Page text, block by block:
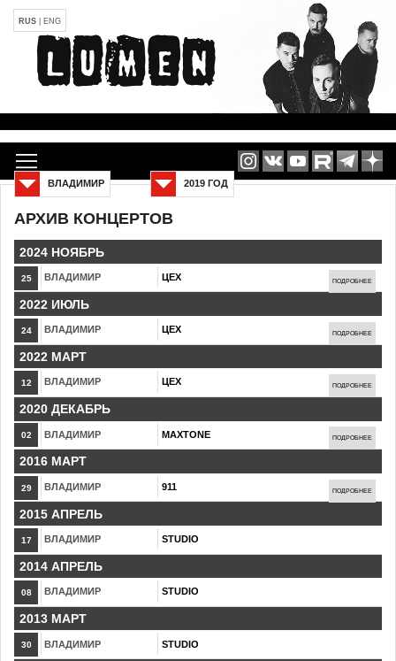
RUS ENG
АРХИВ КОНЦЕРТОВ
2019 ГОД
ВЛАДИМИР
2024 НОЯБРЬ
25 ВЛАДИМИР ЦЕХ ПОДРОБНЕЕ
2022 ИЮЛЬ
24 ВЛАДИМИР ЦЕХ ПОДРОБНЕЕ
2022 МАРТ
12 ВЛАДИМИР ЦЕХ ПОДРОБНЕЕ
2020 ДЕКАБРЬ
02 ВЛАДИМИР MAXTONE ПОДРОБНЕЕ
2016 МАРТ
29 ВЛАДИМИР 911 ПОДРОБНЕЕ
2015 АПРЕЛЬ
17 ВЛАДИМИР STUDIO
2014 АПРЕЛЬ
08 ВЛАДИМИР STUDIO
2013 МАРТ
30 ВЛАДИМИР STUDIO